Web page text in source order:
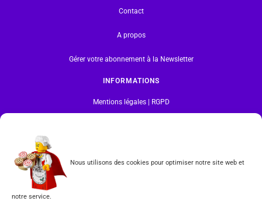
Nous utilisons des cookies pour optimiser notre site web et
notre service.
Contact
A propos
Gérer votre abonnement à la Newsletter
INFORMATIONS
Mentions légales | RGPD
Formulaire de rétractation
Tous les produits vendus sur ce site sont fabriqués par LEGO exclusivement. LEGO® est une
marque déposée par The LEGO Group. Les propriétaires des marques respectives citées sur le site